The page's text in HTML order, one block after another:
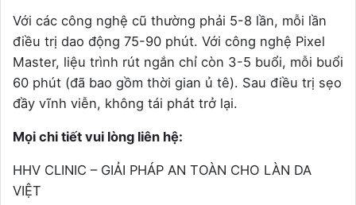
Với các công nghệ cũ thường phải 5-8 lần, mỗi lần
điều trị dao động 75-90 phút. Với công nghệ Pixel
Master, liệu trình rút ngắn chỉ còn 3-5 buổi, mỗi buổi
60 phút (đã bao gồm thời gian ủ tê). Sau điều trị sẹo
đầy vĩnh viễn, không tái phát trở lại.
Mọi chi tiết vui lòng liên hệ:
HHV CLINIC – GIẢI PHÁP AN TOÀN CHO LÀN DA
VIỆT